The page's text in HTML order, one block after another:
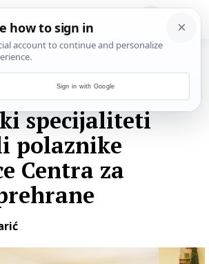
specijaliteti
polaznike
Centra za
Sign in with Google